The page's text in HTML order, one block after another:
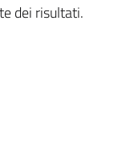
dei risultati.